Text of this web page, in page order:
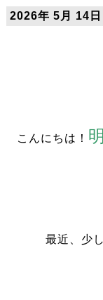
2026年 5月 14
こんにちは！
最近、少